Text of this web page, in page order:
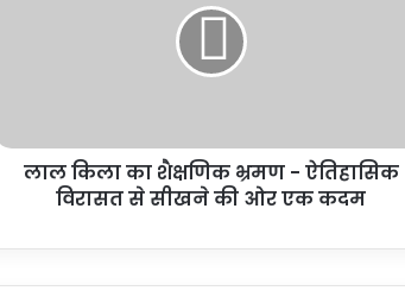
लाल किला का शैक्षणिक भ्रमण - ऐतिहासिक
विरासत से सीखने की ओर एक कदम